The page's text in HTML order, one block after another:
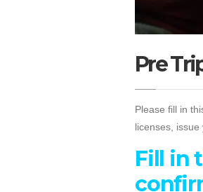
Pre
Please fill in
licenses,
Fill in